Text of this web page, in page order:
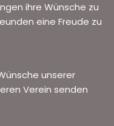
ihre Wünsche zu
eine Freude zu
unserer
Verein senden